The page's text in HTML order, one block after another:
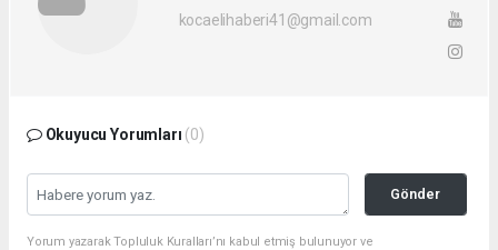
kocaelihaberi41@gmail.com
Okuyucu Yorumları (0)
Gönder
Yorum yazarak Topluluk Kuralları’nı kabul etmiş bulunuyor ve